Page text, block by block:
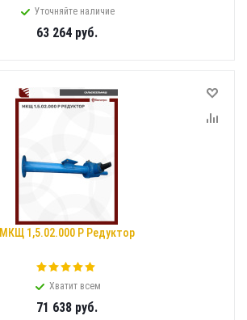
Уточняйте наличие
63 264руб.
МКЩ 1,5.02.000 Р Редуктор
Хватит всем
71 638руб.